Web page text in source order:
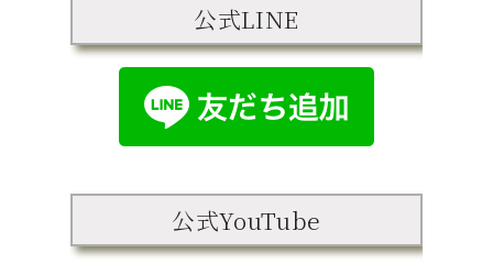
公式LINE
公式YouTube